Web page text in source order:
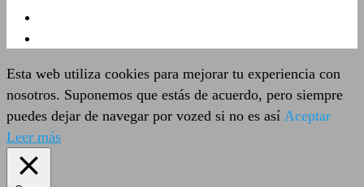
Esta web utiliza cookies para mejorar tu experiencia con
nosotros. Suponemos que estás de acuerdo, pero siempre
puedes dejar de navegar por vozed si no es así Aceptar
Leer más